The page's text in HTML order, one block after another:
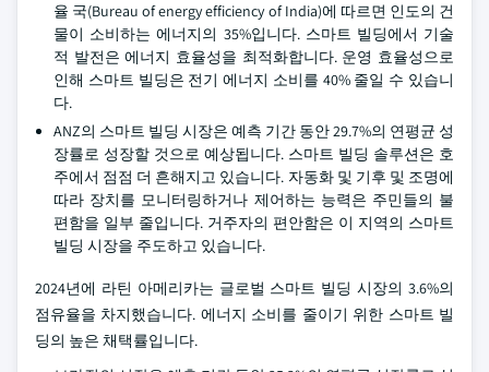
율 국(Bureau of energy efficiency of India)에 따르면 인도의 건
물이 소비하는 에너지의 35%입니다. 스마트 빌딩에서 기술
적 발전은 에너지 효율성을 최적화합니다. 운영 효율성으로
인해 스마트 빌딩은 전기 에너지 소비를 40% 줄일 수 있습니
다.
ANZ의 스마트 빌딩 시장은 예측 기간 동안 29.7%의 연평균 성
장률로 성장할 것으로 예상됩니다. 스마트 빌딩 솔루션은 호
주에서 점점 더 흔해지고 있습니다. 자동화 및 기후 및 조명에
따라 장치를 모니터링하거나 제어하는 능력은 주민들의 불
편함을 일부 줄입니다. 거주자의 편안함은 이 지역의 스마트
빌딩 시장을 주도하고 있습니다.
2024년에 라틴 아메리카는 글로벌 스마트 빌딩 시장의 3.6%의
점유율을 차지했습니다. 에너지 소비를 줄이기 위한 스마트 빌
딩의 높은 채택률입니다.